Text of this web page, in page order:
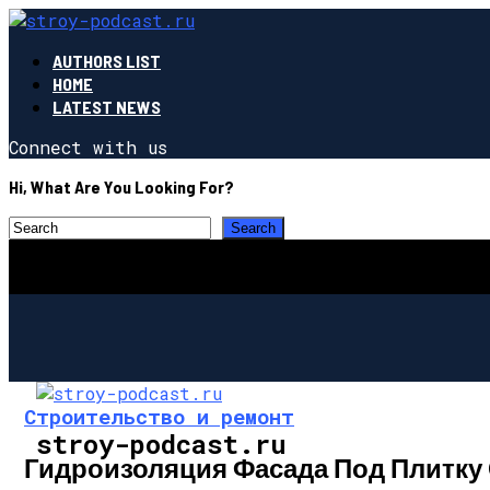
AUTHORS LIST
HOME
LATEST NEWS
Connect with us
Hi, What Are You Looking For?
stroy-podcast.ru
Строительство и ремонт
Гидроизоляция Фасада Под